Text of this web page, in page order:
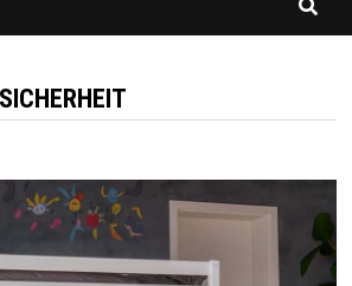
SICHERHEIT